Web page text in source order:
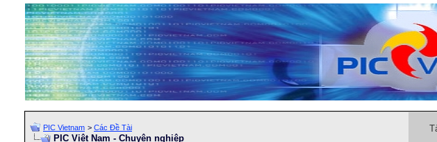
PIC Vietnam > Các Đề Tài
PIC Việt Nam - Chuyên nghiệp